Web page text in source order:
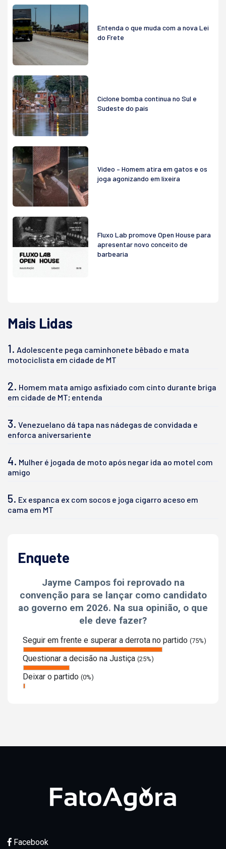
Entenda o que muda com a nova Lei
do Frete
Ciclone bomba continua no Sul e
Sudeste do país
Vídeo – Homem atira em gatos e os
joga agonizando em lixeira
Fluxo Lab promove Open House para
apresentar novo conceito de
barbearia
Mais Lidas
1. Adolescente pega caminhonete bêbado e mata
motociclista em cidade de MT
2. Homem mata amigo asfixiado com cinto durante briga
em cidade de MT; entenda
3. Venezuelano dá tapa nas nádegas de convidada e
enforca aniversariente
4. Mulher é jogada de moto após negar ida ao motel com
amigo
5. Ex espanca ex com socos e joga cigarro aceso em
cama em MT
Enquete
Jayme Campos foi reprovado na
convenção para se lançar como candidato
ao governo em 2026. Na sua opinião, o que
ele deve fazer?
Seguir em frente e superar a derrota no partido (75%)
Questionar a decisão na Justiça (25%)
Deixar o partido (0%)
Facebook